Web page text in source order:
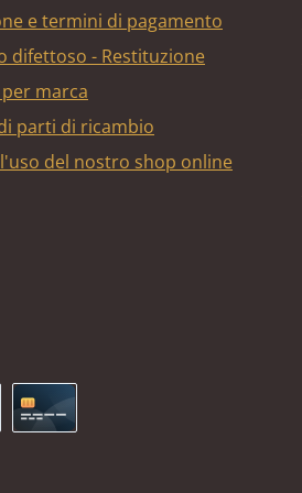
e termini di pagamento
difettoso - Restituzione
marca
parti di ricambio
del nostro shop online